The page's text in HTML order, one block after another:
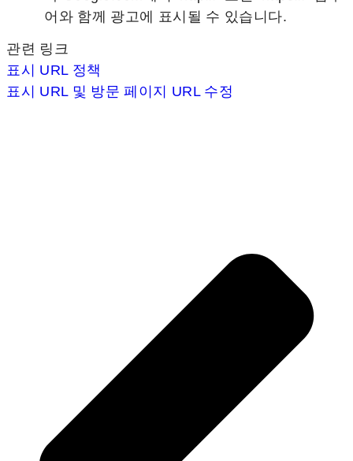
어와 함께 광고에 표시될 수 있습니다.
관련 링크
표시 URL 정책
표시 URL 및 방문 페이지 URL 수정